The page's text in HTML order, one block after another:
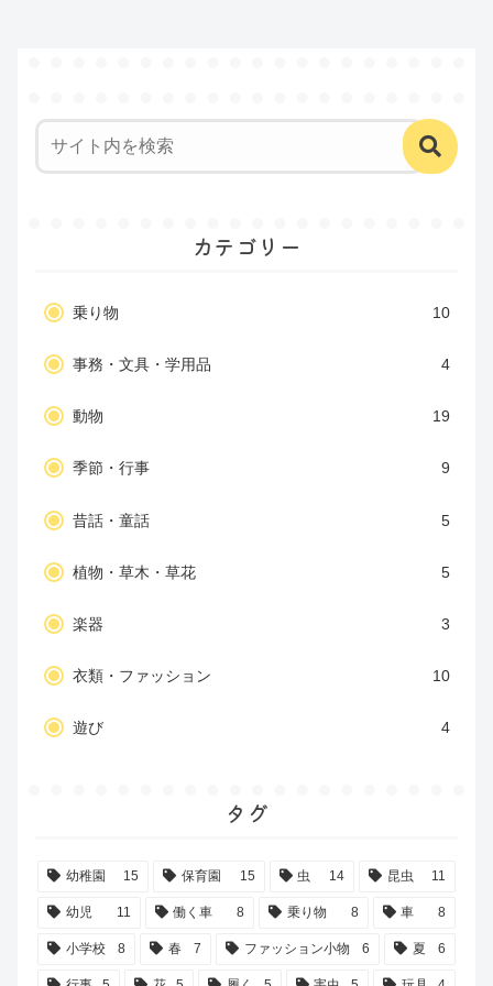
カテゴリー
乗り物 10
事務・文具・学用品 4
動物 19
季節・行事 9
昔話・童話 5
植物・草木・草花 5
楽器 3
衣類・ファッション 10
遊び 4
タグ
幼稚園 15 保育園 15 虫 14 昆虫 11
幼児 11 働く車 8 乗り物 8 車 8
小学校 8 春 7 ファッション小物 6 夏 6